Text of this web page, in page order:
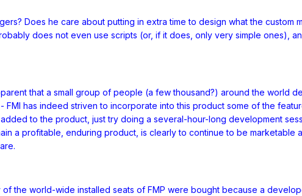
Does he care about putting in extra time to design what the custom
does not even use scripts (or, if it does, only very simple ones),
that a small group of people (a few thousand?) around the world
has indeed striven to incorporate into this product some of the
to the product, just try doing a several-hour-long development
a profitable, enduring product, is clearly to continue to be marketable
the world-wide installed seats of FMP were bought because a